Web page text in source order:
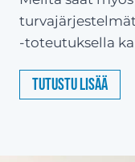
-toteutuksella
Tutustu lisää